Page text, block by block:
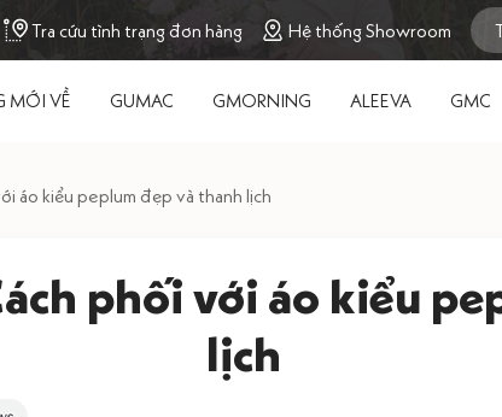
Tra cứu tình trạng đơn hàng Hệ thống Showroom
MỚI VỀ GUMAC GMORNING ALEEVA GMC
áo kiểu peplum đẹp và thanh lịch
phối với áo kiểu
lịch